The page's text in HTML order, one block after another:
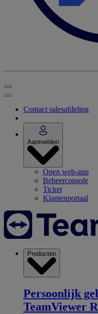
Contact salesafdeling
Aanmelden
Open web-app
Beheerconsole
Ticket
Klantenportaal
Producten
Persoonlijk
TeamViewer